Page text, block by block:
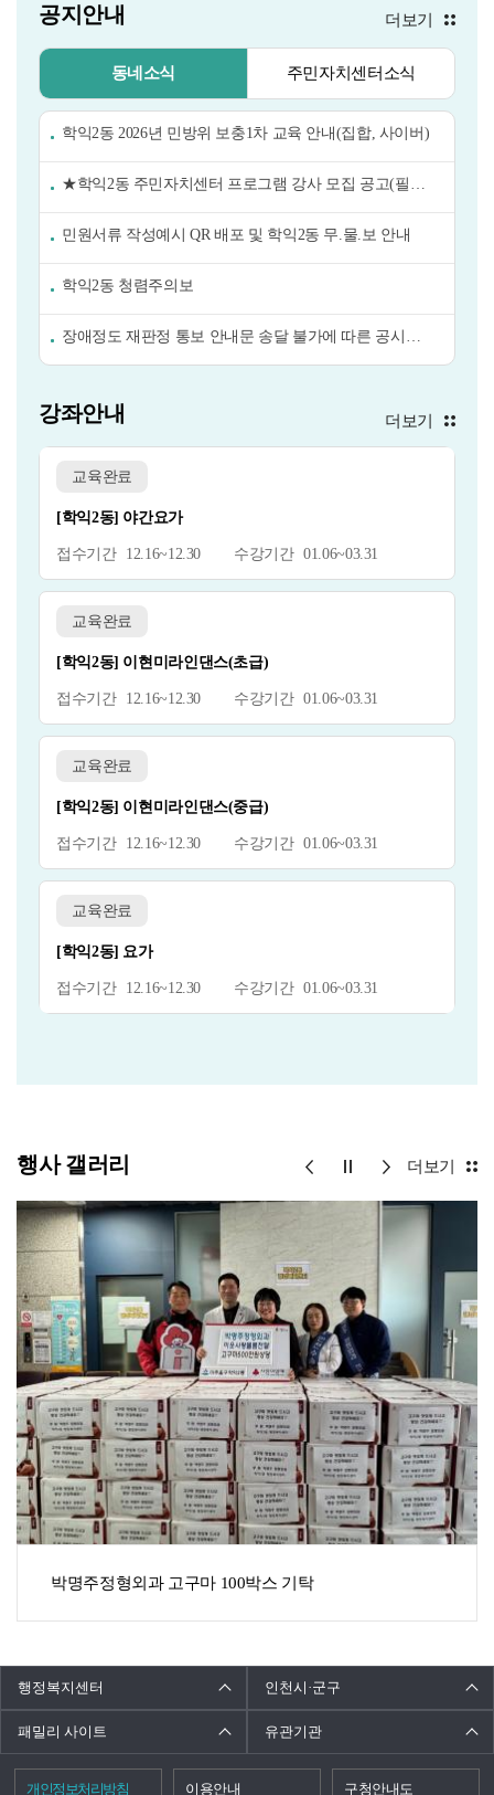
공지안내
동네소식 주민자치센터소식
학익2동 2026년 민방위 보충1차 교육 안내(집합, 사이버)
★학익2동 주민자치센터 프로그램 강사 모집 공고(필라테스 1명)★
민원서류 작성예시 QR 배포 및 학익2동 무.물.보 안내
학익2동 청렴주의보
장애정도 재판정 통보 안내문 송달 불가에 따른 공시송달 공고
더보기
강좌안내
교육완료
[학익2동] 야간요가
12.16~12.30 01.06~03.31
교육완료
[학익2동] 이현미라인댄스(초급)
12.16~12.30 01.06~03.31
교육완료
[학익2동] 이현미라인댄스(중급)
12.16~12.30 01.06~03.31
교육완료
[학익2동] 요가
12.16~12.30 01.06~03.31
더보기
행사 갤러리 더보기
박명주정형외과 고구마 100박스 기탁
행정복지센터 인천시·군구
패밀리 사이트 유관기관
개인정보처리방침 이용안내 구청안내도